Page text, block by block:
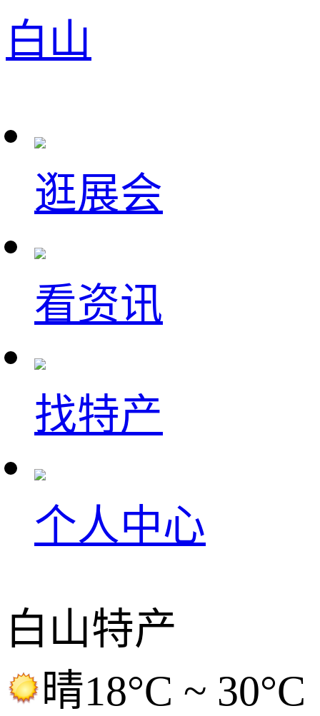
白山
逛展会
看资讯
找特产
个人中心
白山特产
晴18°C ~ 30°C